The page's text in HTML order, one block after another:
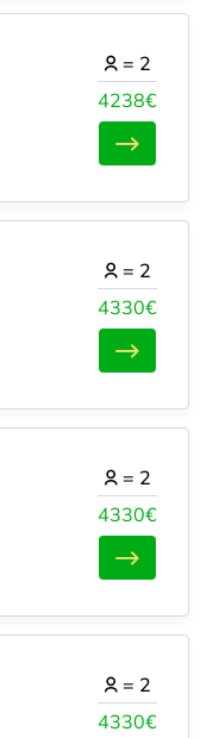
4238€
= 2
4330€
= 2
4330€
= 2
4330€
= 2